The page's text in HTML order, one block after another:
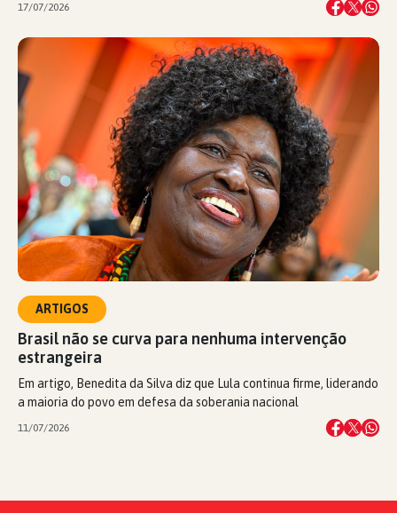
17/07/2026
ARTIGOS
Brasil não se curva para nenhuma intervenção
estrangeira
Em artigo, Benedita da Silva diz que Lula continua firme, liderando
a maioria do povo em defesa da soberania nacional
11/07/2026